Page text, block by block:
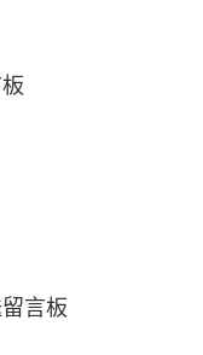
言板